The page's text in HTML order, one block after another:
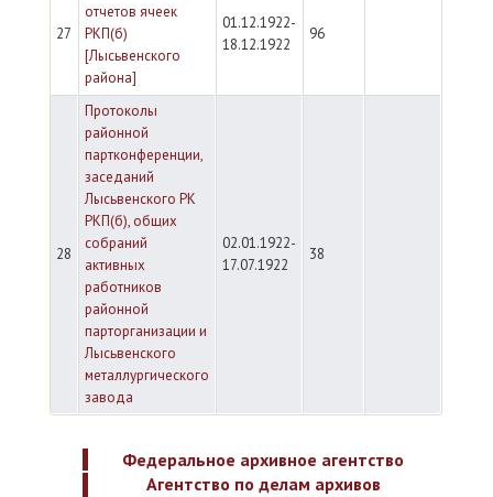
27
отчетов ячеек
РКП(б)
[Лысьвенского
района]
01.12.1922-
18.12.1922
96
28
Протоколы
районной
партконференции,
заседаний
Лысьвенского РК
РКП(б), общих
собраний
активных
работников
районной
парторганизации и
Лысьвенского
металлургического
завода
02.01.1922-
17.07.1922
38
Федеральное архивное агентство
Агентство по делам архивов